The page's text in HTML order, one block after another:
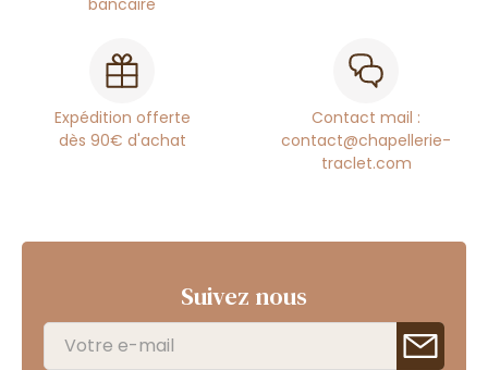
bancaire
Expédition offerte
dès 90€ d'achat
Contact mail :
contact@chapellerie-
traclet.com
Suivez nous